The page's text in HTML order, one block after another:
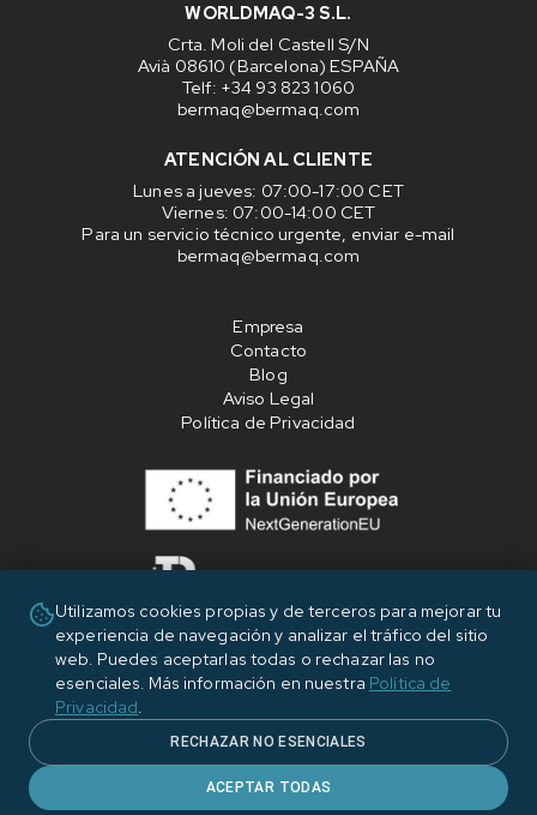
WORLDMAQ-3 S.L.
Crta. Moli del Castell S/N
Avià 08610 (Barcelona) ESPAÑA
Telf: +34 93 823 1060
bermaq@bermaq.com
ATENCIÓN AL CLIENTE
Lunes a jueves: 07:00-17:00 CET
Viernes: 07:00-14:00 CET
Para un servicio técnico urgente, enviar e-mail
bermaq@bermaq.com
Empresa
Contacto
Blog
Aviso Legal
Política de Privacidad
«Financiado por la Unión Europea - NextGenerationEU»
Utilizamos cookies propias y de terceros para mejorar tu
experiencia de navegación y analizar el tráfico del sitio
web. Puedes aceptarlas todas o rechazar las no
esenciales. Más información en nuestra Política de
Privacidad.
RECHAZAR NO ESENCIALES
ACEPTAR TODAS